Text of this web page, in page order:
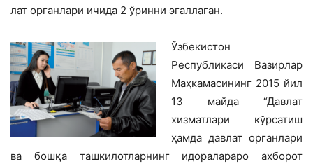
лат органлари ичида 2 ўринни эгаллаган.
Ўзбекистон
Республикаси Вазирлар
Маҳкамасининг 2015 йил
13 майда “Дав­лат
хизматлари кўрсатиш
ҳамда давлат органлари
ва бошқа ташкилотларнинг идо­ралараро ахборот